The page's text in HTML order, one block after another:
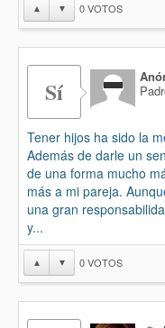
▲ ▼ 0VOTOS
Sí
Tener hijos ha sido la
Además de darle un
de una forma mucho
más a mi pareja.
una gran
y...
▲ ▼ 0VOTOS